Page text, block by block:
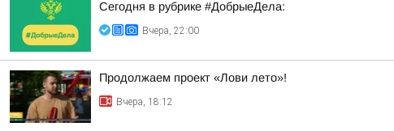
Сегодня в рубрике #ДобрыеДела:
Вчера, 22:00
Продолжаем проект «Лови лето»!
Вчера, 18:12